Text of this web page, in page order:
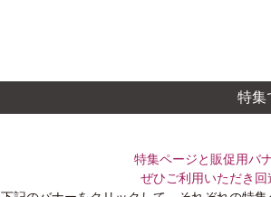
特集
特集ページと販促用バ
ぜひご利用いただき回